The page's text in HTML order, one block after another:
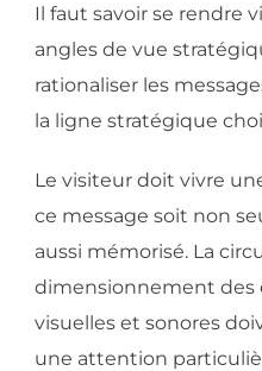
Il faut savoir se rendre
angles de vue
rationaliser les
la ligne stratégique
Le visiteur doit vivre
ce message soit non
aussi mémorisé. La
dimensionnement des
visuelles et sonores
une attention